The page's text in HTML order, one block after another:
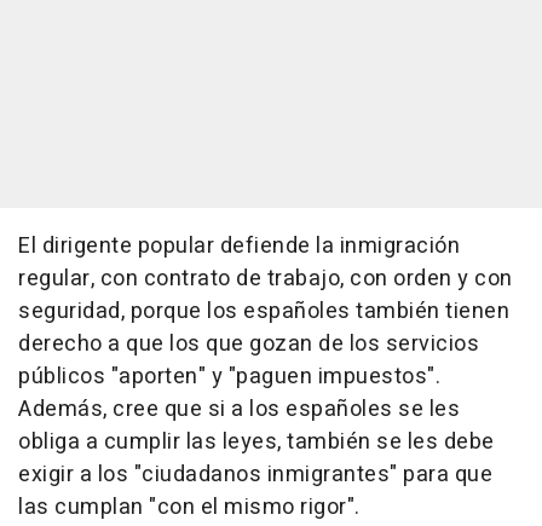
El dirigente popular defiende la inmigración
regular, con contrato de trabajo, con orden y con
seguridad, porque los españoles también tienen
derecho a que los que gozan de los servicios
públicos "aporten" y "paguen impuestos".
Además, cree que si a los españoles se les
obliga a cumplir las leyes, también se les debe
exigir a los "ciudadanos inmigrantes" para que
las cumplan "con el mismo rigor".